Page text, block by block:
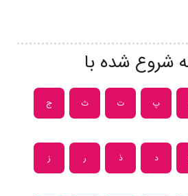
شروع شده با
پ ت ث ج
د ذ ر ز